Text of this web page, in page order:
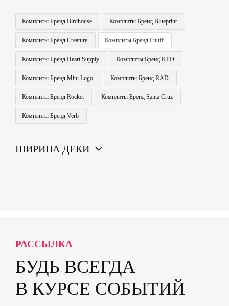
Комплиты Бренд Birdhouse Комплиты Бренд Blueprint
Комплиты Бренд Creature Комплиты Бренд Enuff
Комплиты Бренд Heart Supply Комплиты Бренд KFD
Комплиты Бренд Mini Logo Комплиты Бренд RAD
Комплиты Бренд Rocket Комплиты Бренд Santa Cruz
Комплиты Бренд Verb
ШИРИНА ДЕКИ
РАССЫЛКА
БУДЬ ВСЕГДА
В КУРСЕ СОБЫТИЙ